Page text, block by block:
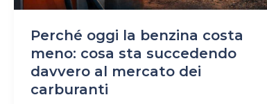
Perché oggi la benzina costa
meno: cosa sta succedendo
davvero al mercato dei
carburanti
mercato
dei
carburanti